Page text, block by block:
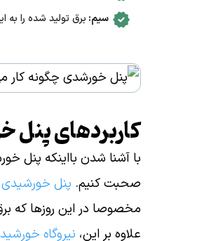
سیم: برق تولید شده را به
کاربردهای
با آشنا شدن بااینکه پنل
صحبت کنیم. پنل خورشیدی
مخصوصا در این روزها که
علاوه بر این، نیروگاه